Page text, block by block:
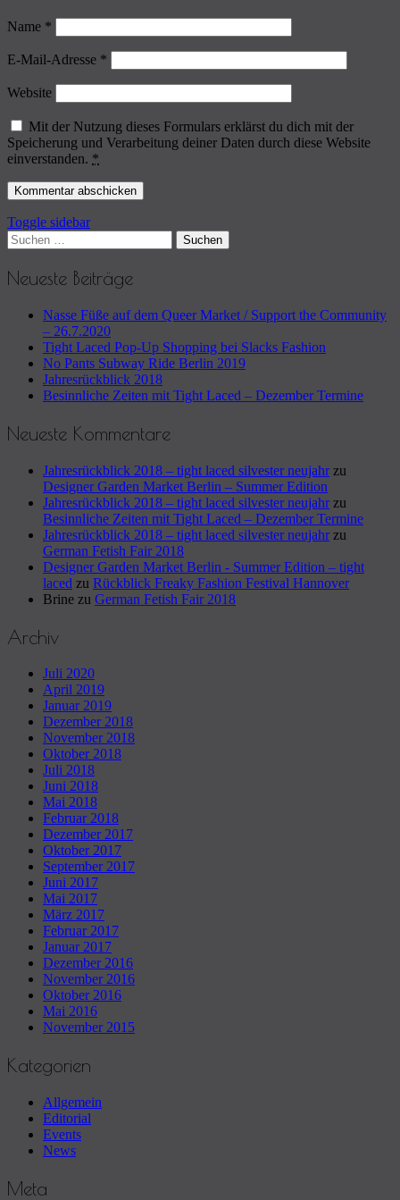
Name *
E-Mail-Adresse *
Website
Mit der Nutzung dieses Formulars erklärst du dich mit der
Speicherung und Verarbeitung deiner Daten durch diese Website
einverstanden. *
Sidebar
Toggle sidebar
Suchen
nach:
Neueste Beiträge
Nasse Füße auf dem Queer Market / Support the Community
– 26.7.2020
Tight Laced Pop-Up Shopping bei Slacks Fashion
No Pants Subway Ride Berlin 2019
Jahresrückblick 2018
Besinnliche Zeiten mit Tight Laced – Dezember Termine
Neueste Kommentare
Jahresrückblick 2018 – tight laced silvester neujahrzu
Designer Garden Market Berlin – Summer Edition
Jahresrückblick 2018 – tight laced silvester neujahrzu
Besinnliche Zeiten mit Tight Laced – Dezember Termine
Jahresrückblick 2018 – tight laced silvester neujahrzu
German Fetish Fair 2018
Designer Garden Market Berlin - Summer Edition – tight
laced zu Rückblick Freaky Fashion Festival Hannover
Brine zu German Fetish Fair 2018
Archiv
Juli 2020
April 2019
Januar 2019
Dezember 2018
November 2018
Oktober 2018
Juli 2018
Juni 2018
Mai 2018
Februar 2018
Dezember 2017
Oktober 2017
September 2017
Juni 2017
Mai 2017
März 2017
Februar 2017
Januar 2017
Dezember 2016
November 2016
Oktober 2016
Mai 2016
November 2015
Kategorien
Allgemein
Editorial
Events
News
Meta